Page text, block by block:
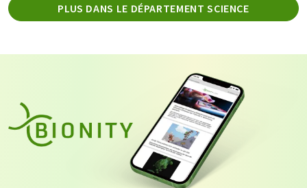
PLUS DANS LE DÉPARTEMENT SCIENCE